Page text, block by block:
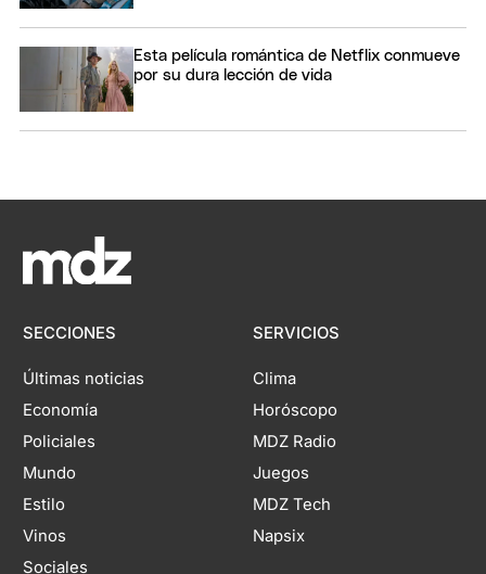
Esta película romántica de Netflix conmueve
por su dura lección de vida
SECCIONES
Últimas noticias
Economía
Policiales
Mundo
Estilo
Vinos
Sociales
SERVICIOS
Clima
Horóscopo
MDZ Radio
Juegos
MDZ Tech
Napsix